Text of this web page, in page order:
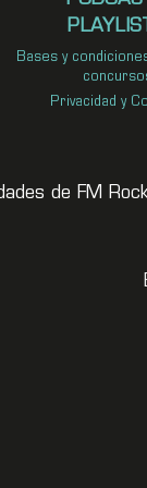
Bases y
Privacidad y
de FM